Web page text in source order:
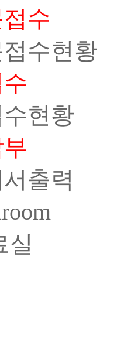
수
수현황
현황
출력
실